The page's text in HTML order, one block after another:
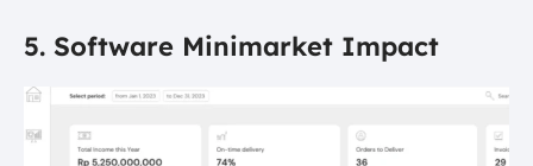
5. Software Minimarket Impact